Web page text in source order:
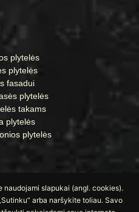
plytelės
plytelės
fasadui
plytelės
takams
plytelės
plytelės
naudojami slapukai (angl. cookies).
arba naršykite toliau. Savo